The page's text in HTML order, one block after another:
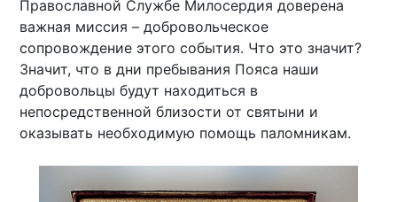
Православной Службе Милосердия доверена
важная миссия – добровольческое
сопровождение этого события. Что это значит?
Значит, что в дни пребывания Пояса наши
добровольцы будут находиться в
непосредственной близости от святыни и
оказывать необходимую помощь паломникам.